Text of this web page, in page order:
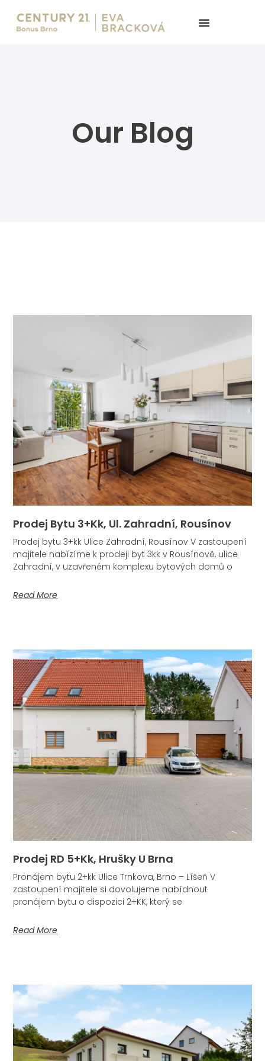
Our Blog
Prodej Bytu 3+kk, Ul. Zahradní, Rousínov
Prodej bytu 3+kk Ulice Zahradní, Rousínov V zastoupení
majitele nabízíme k prodeji byt 3kk v Rousínově, ulice
Zahradní, v uzavřeném komplexu bytových domů o
Read More
Prodej RD 5+kk, Hrušky U Brna
Pronájem bytu 2+kk Ulice Trnkova, Brno – Líšeň V
zastoupení majitele si dovolujeme nabídnout
pronájem bytu o dispozici 2+KK, který se
Read More